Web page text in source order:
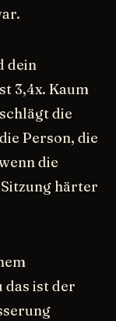
dein
3,4x. Kaum
die
Person, die
die
härter
das ist der